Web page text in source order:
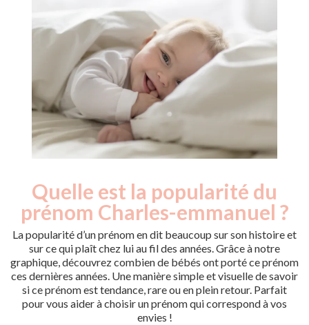
Quelle est la popularité du
prénom Charles-emmanuel ?
La popularité d’un prénom en dit beaucoup sur son histoire et
sur ce qui plaît chez lui au fil des années. Grâce à notre
graphique, découvrez combien de bébés ont porté ce prénom
ces dernières années. Une manière simple et visuelle de savoir
si ce prénom est tendance, rare ou en plein retour. Parfait
pour vous aider à choisir un prénom qui correspond à vos
envies !
Popularité du
prénom Charles-
emmanuel par
année
Année
Nouveaux-
nés
2011
5